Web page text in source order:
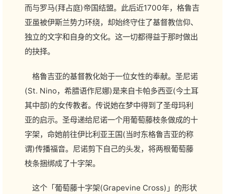
而与罗马(拜占庭)帝国结盟。此后近1700年，格鲁吉
亚虽被伊斯兰势力环绕，却始终守住了基督教信仰、
独立的文字和自身的文化。这一切都得益于那时做出
的抉择。
格鲁吉亚的基督教化始于一位女性的奉献。圣尼诺
(St. Nino，希腊语作尼娜)是来自卡帕多西亚(今土耳
其中部)的女传教者。传说她在梦中得到了圣母玛利
亚的启示。圣母递给尼诺一个用葡萄藤枝条做成的十
字架，命她前往伊比利亚王国(当时东格鲁吉亚的称
谓)传播福音。尼诺剪下自己的头发，将两根葡萄藤
枝条捆绑成了十字架。
这个「葡萄藤十字架(Grapevine Cross)」的形状